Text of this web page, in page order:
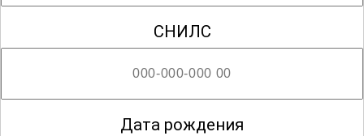
СНИЛС
Дата рождения